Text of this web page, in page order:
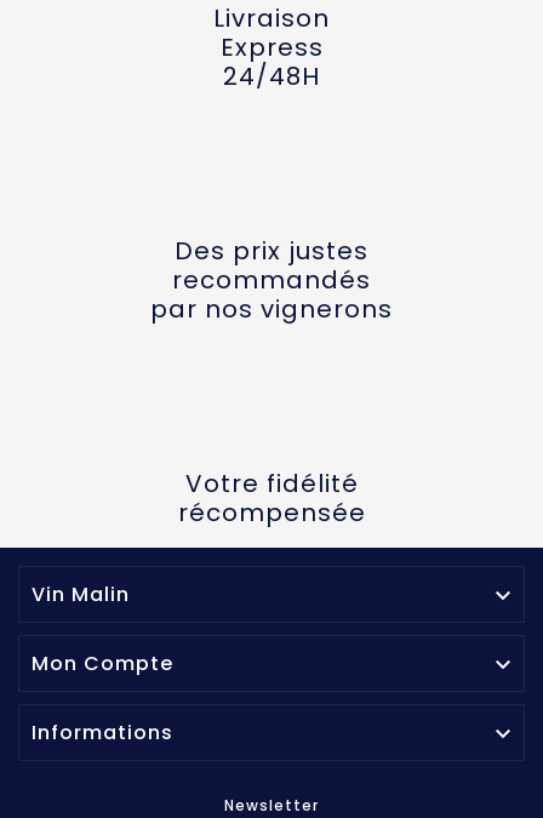
Livraison
Express
24/48H
Des prix justes
recommandés
par nos vignerons
Votre fidélité
récompensée
Vin Malin 
Mon Compte 
Informations 
Newsletter